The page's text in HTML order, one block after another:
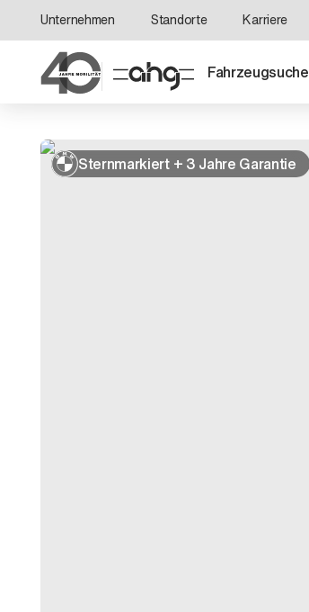
Unternehmen Standorte Karriere
Fahrzeugsuche
Sternmarkiert + 3 Jahre Garantie